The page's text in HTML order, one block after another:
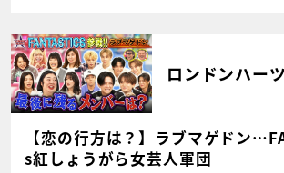
ロンドンハーツ
【恋の行方は？】ラブマゲドン
s紅しょうがら女芸人軍団